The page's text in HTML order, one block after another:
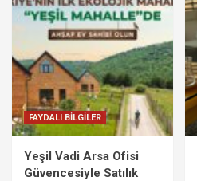
FAYDALI BİLGİLER
Yeşil Vadi Arsa Ofisi
Güvencesiyle Satılık